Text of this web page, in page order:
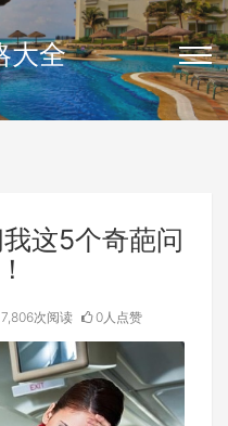
大全
这5个奇葩问
7,806次阅读 0人点赞